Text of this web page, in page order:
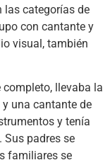
las categorías de
con cantante y
visual, también
completo, llevaba la
una cantante de
y tenía
Sus padres se
familiares se